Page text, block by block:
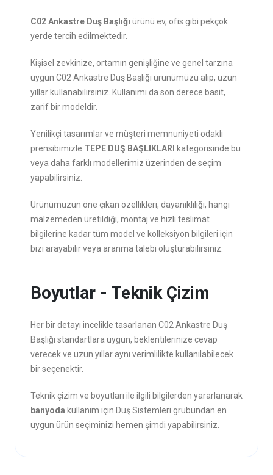
C02 Ankastre Duş Başlığı ürünü ev, ofis gibi pekçok
yerde tercih edilmektedir.
Kişisel zevkinize, ortamın genişliğine ve genel tarzına
uygun C02 Ankastre Duş Başlığı ürünümüzü alıp, uzun
yıllar kullanabilirsiniz. Kullanımı da son derece basit,
zarif bir modeldir.
Yenilikçi tasarımlar ve müşteri memnuniyeti odaklı
prensibimizle TEPE DUŞ BAŞLIKLARI
kategorisinde bu
veya daha farklı modellerimiz üzerinden de seçim
yapabilirsiniz.
Ürünümüzün öne çıkan özellikleri, dayanıklılığı, hangi
malzemeden üretildiği, montaj ve hızlı teslimat
bilgilerine kadar tüm model ve kolleksiyon bilgileri için
bizi arayabilir veya aranma talebi oluşturabilirsiniz.
Boyutlar - Teknik Çizim
Her bir detayı incelikle tasarlanan C02 Ankastre Duş
Başlığı standartlara uygun, beklentilerinize cevap
verecek ve uzun yıllar aynı verimlilikte kullanılabilecek
bir seçenektir.
Teknik çizim ve boyutları ile ilgili bilgilerden yararlanarak
banyoda kullanım için Duş Sistemleri grubundan en
uygun ürün seçiminizi hemen şimdi yapabilirsiniz.